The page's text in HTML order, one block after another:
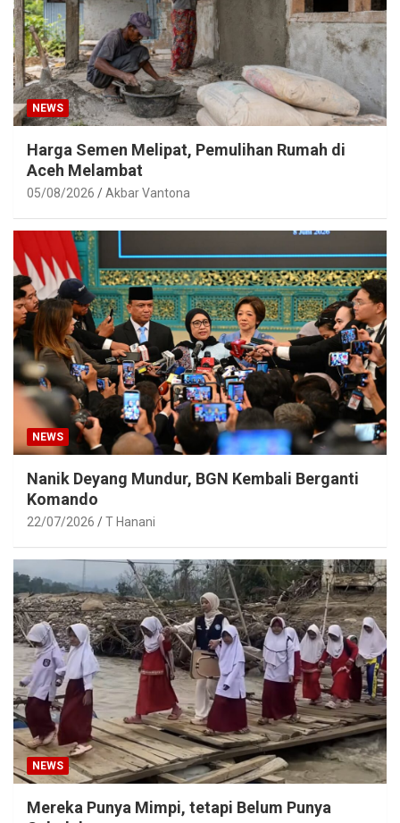
NEWS
Harga Semen Melipat, Pemulihan Rumah di
Aceh Melambat
05/08/2026 Akbar Vantona
NEWS
Nanik Deyang Mundur, BGN Kembali Berganti
Komando
22/07/2026 T Hanani
NEWS
Mereka Punya Mimpi, tetapi Belum Punya